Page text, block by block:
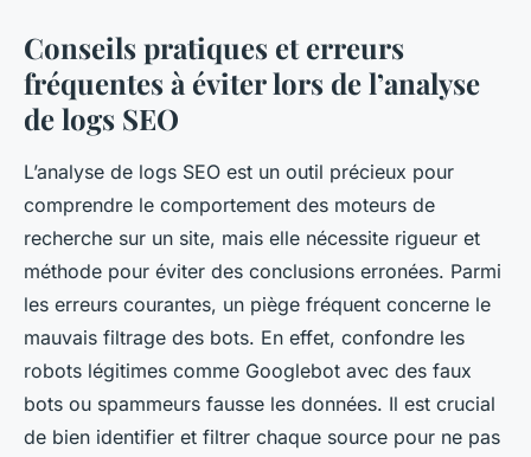
Conseils pratiques et erreurs
fréquentes à éviter lors de l’analyse
de logs SEO
L’analyse de logs SEO est un outil précieux pour
comprendre le comportement des moteurs de
recherche sur un site, mais elle nécessite rigueur et
méthode pour éviter des conclusions erronées. Parmi
les erreurs courantes, un piège fréquent concerne le
mauvais filtrage des bots. En effet, confondre les
robots légitimes comme Googlebot avec des faux
bots ou spammeurs fausse les données. Il est crucial
de bien identifier et filtrer chaque source pour ne pas